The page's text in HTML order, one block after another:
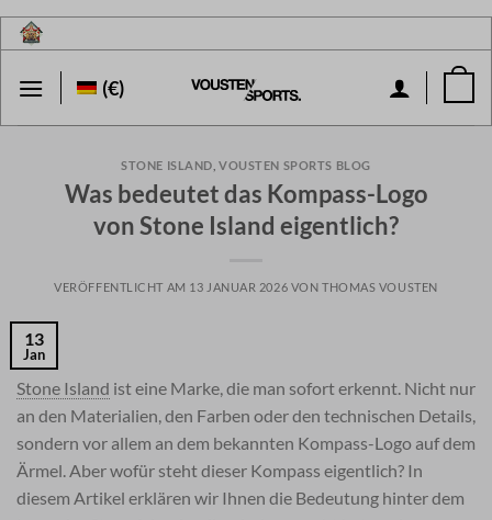
Zum
Inhalt
springen
(€)
STONE ISLAND ,VOUSTEN SPORTS BLOG
Was bedeutet das Kompass-Logo
von Stone Island eigentlich?
VERÖFFENTLICHT AM 13 JANUAR 2026 VON THOMAS VOUSTEN
13
Jan
Stone Island ist eine Marke, die man sofort erkennt. Nicht nur
an den Materialien, den Farben oder den technischen Details,
sondern vor allem an dem bekannten Kompass-Logo auf dem
Ärmel. Aber wofür steht dieser Kompass eigentlich? In
diesem Artikel erklären wir Ihnen die Bedeutung hinter dem